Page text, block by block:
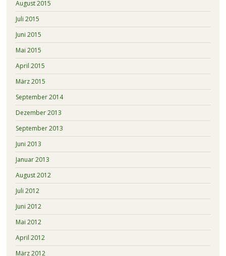
August 2015
Juli 2015
Juni 2015
Mai 2015
April 2015
März 2015
September 2014
Dezember 2013
September 2013
Juni 2013
Januar 2013
August 2012
Juli 2012
Juni 2012
Mai 2012
April 2012
März 2012